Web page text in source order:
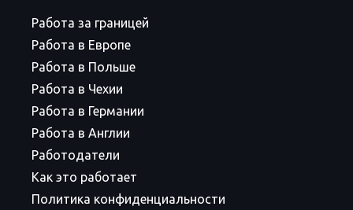
Работа за границей
Работа в Европе
Работа в Польше
Работа в Чехии
Работа в Германии
Работа в Англии
Работодатели
Как это работает
Политика конфиденциальности